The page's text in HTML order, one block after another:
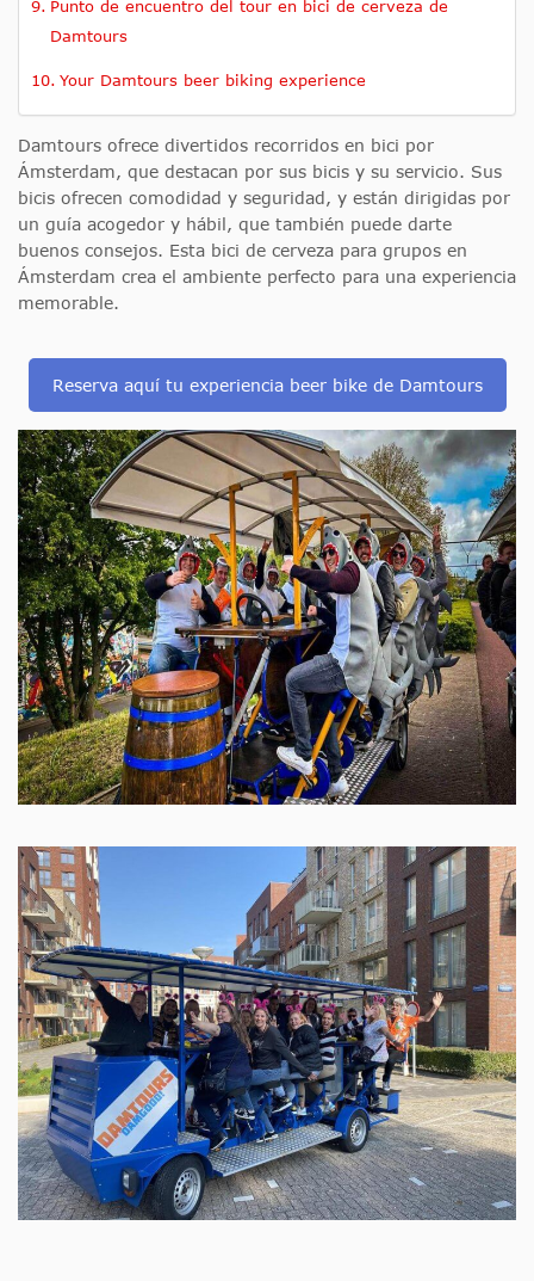
Punto de encuentro del tour en bici de cerveza de
Damtours
Your Damtours beer biking experience
Damtours ofrece divertidos recorridos en bici por
Ámsterdam, que destacan por sus bicis y su servicio. Sus
bicis ofrecen comodidad y seguridad, y están dirigidas por
un guía acogedor y hábil, que también puede darte
buenos consejos. Esta bici de cerveza para grupos en
Ámsterdam crea el ambiente perfecto para una experiencia
memorable.
Reserva aquí tu experiencia beer bike de Damtours